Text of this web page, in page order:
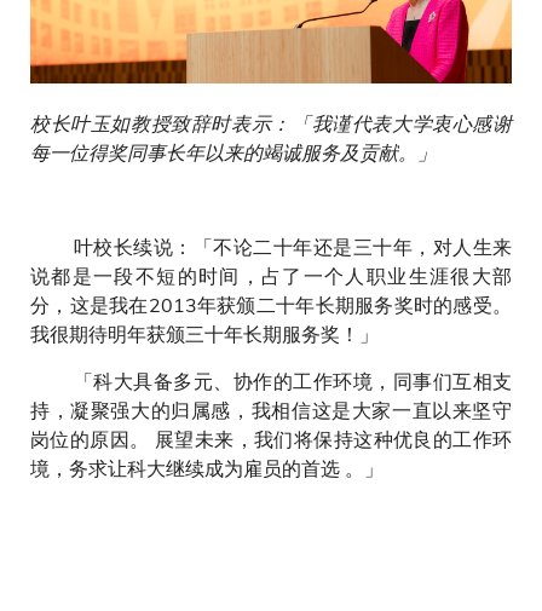
校长叶玉如教授致辞时表示：「我谨代表大学衷心感谢
每一位得奖同事长年以来的竭诚服务及贡献。」
叶校长续说：「不论二十年还是三十年，对人生来
说都是一段不短的时间，占了一个人职业生涯很大部
分，这是我在2013年获颁二十年长期服务奖时的感受。
我很期待明年获颁三十年长期服务奖！」
「科大具备多元、协作的工作环境，同事们互相支
持，凝聚强大的归属感，我相信这是大家一直以来坚守
岗位的原因。 展望未来，我们将保持这种优良的工作环
境，务求让科大继续成为雇员的首选 。」